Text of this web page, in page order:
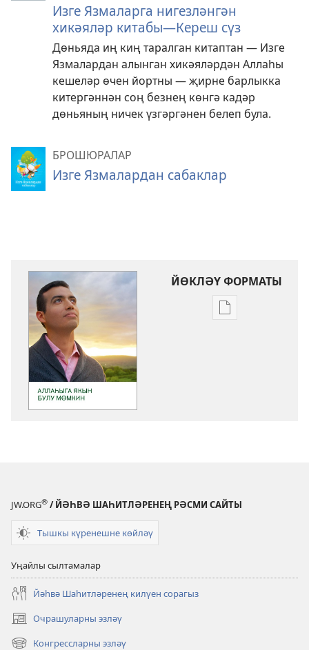
Изге Язмаларга нигезләнгән
хикәяләр китабы​—Кереш сүз
Дөньяда иң киң таралган китаптан — Изге
Язмалардан алынган хикәяләрдән Аллаһы
кешеләр өчен йортны — җирне барлыкка
китергәннән соң безнең көнгә кадәр
дөньяның ничек үзгәргәнен белеп була.
БРОШЮРАЛАР
Изге Язмалардан сабаклар
ЙӨКЛӘҮ ФОРМАТЫ
Басмаларны
JW.ORG® / ЙӘҺВӘ ШАҺИТЛӘРЕНЕҢ РӘСМИ САЙТЫ
Тышкы күренешне көйләү
Уңайлы сылтамалар
Йәһвә Шаһитләренең килүен сорагыз
Очрашуларны эзләү
яңа
тәрәзәдәКонгрессларны эзләү